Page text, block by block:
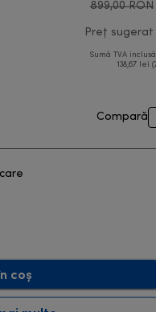
899,00 RON
Preț sugerat
Sumă TVA
138,67 lei
Compară
coș